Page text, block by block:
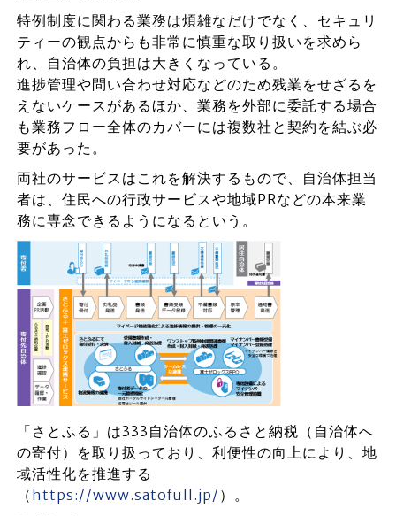
特例制度に関わる業務は煩雑なだけでなく、セキュリ
ティーの観点からも非常に慎重な取り扱いを求めら
れ、自治体の負担は大きくなっている。
進捗管理や問い合わせ対応などのため残業をせざるを
えないケースがあるほか、業務を外部に委託する場合
も業務フロー全体のカバーには複数社と契約を結ぶ必
要があった。
両社のサービスはこれを解決するもので、自治体担当
者は、住民への行政サービスや地域PRなどの本来業
務に専念できるようになるという。
「さとふる」は333自治体のふるさと納税（自治体へ
の寄付）を取り扱っており、利便性の向上により、地
域活性化を推進する
（ https://www.satofull.jp/ ）。